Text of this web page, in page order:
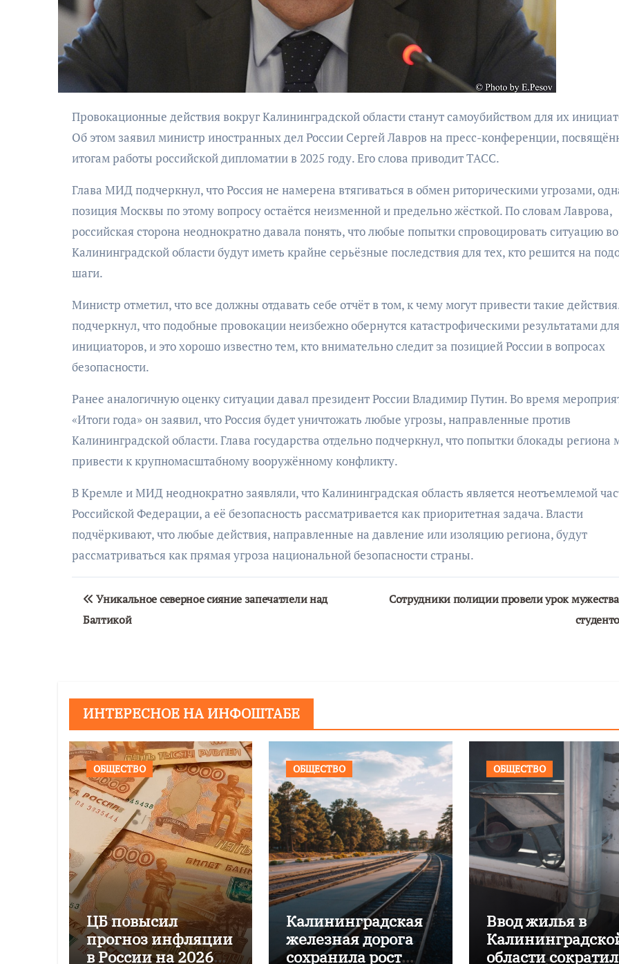
Провокационные действия вокруг Калининградской области станут самоубийством для их инициаторов.
Об этом заявил министр иностранных дел России Сергей Лавров на пресс-конференции,
итогам работы российской дипломатии в 2025 году. Его слова приводит ТАСС.
Глава МИД подчеркнул, что Россия не намерена втягиваться в обмен риторическими угрозами,
позиция Москвы по этому вопросу остаётся неизменной и предельно жёсткой. По словам Лаврова,
российская сторона неоднократно давала понять, что любые попытки спровоцировать ситуацию
Калининградской области будут иметь крайне серьёзные последствия для тех, кто решится на
шаги.
Министр отметил, что все должны отдавать себе отчёт в том, к чему могут привести такие
подчеркнул, что подобные провокации неизбежно обернутся катастрофическими результатами
инициаторов, и это хорошо известно тем, кто внимательно следит за позицией России в вопросах
безопасности.
Ранее аналогичную оценку ситуации давал президент России Владимир Путин. Во время
«Итоги года» он заявил, что Россия будет уничтожать любые угрозы, направленные против
Калининградской области. Глава государства отдельно подчеркнул, что попытки блокады региона
привести к крупномасштабному вооружённому конфликту.
В Кремле и МИД неоднократно заявляли, что Калининградская область является неотъемлемой
Российской Федерации, а её безопасность рассматривается как приоритетная задача. Власти
подчёркивают, что любые действия, направленные на давление или изоляцию региона, будут
рассматриваться как прямая угроза национальной безопасности страны.
Навигация
по
Уникальное северное сияние запечатлели над
Балтикой
Сотрудники полиции провели урок
ИНТЕРЕСНОЕ НА ИНФОШТАБЕ
ОБЩЕСТВО
ЦБ повысил
прогноз инфляции
в России на 2026
ОБЩЕСТВО
Калининградская
железная дорога
сохранила рост
ОБЩЕСТВО
Ввод жилья в
области
поэтический
моноспектакль
«Исповедь в четыре
четверти пути»
Николай Патрушев
поддержал
проведение в
Калининграде
АФИША
КУЛЬТУРА
Организаторы
фестиваля
«Открытое
объявили даты